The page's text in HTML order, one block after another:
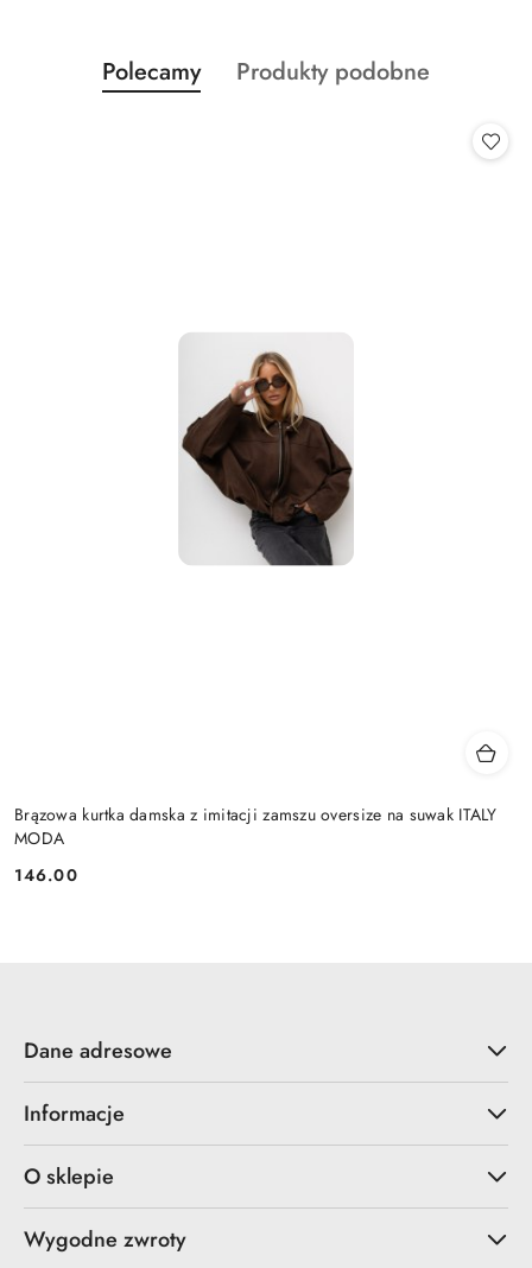
Pomiń karuzelę produktów
Produkty
o
Polecamy
Produkty
Produkty podobne
Brązowa kurtka damska z imitacji zamszu oversize na suwak ITALY
MODA
Cena:
146.00
Dane adresowe
Informacje
O sklepie
Wygodne zwroty